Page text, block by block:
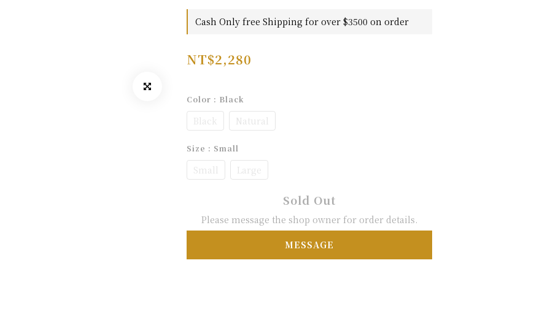
Cash Only free Shipping for over $3500 on order
NT$2,280
Color : Black
Black Natural
Size : Small
Small Large
Sold Out
Please message the shop owner for order details.
MESSAGE